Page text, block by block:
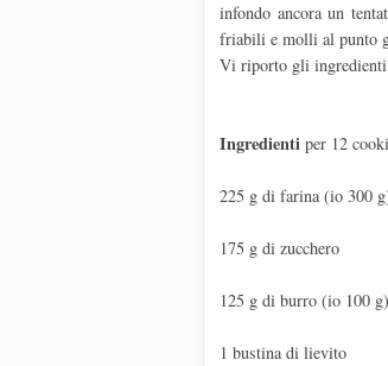
infondo ancora un
friabili e molli al punto
Vi riporto gli
Ingredienti per 12
225 g di farina (io 300
175 g di zucchero
125 g di burro (io 100 g)
1 bustina di lievito